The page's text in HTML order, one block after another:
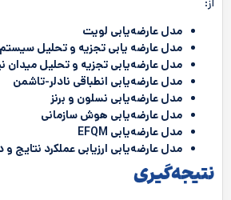
مدل عارضه‌یابی لویت
مدل عارضه یابی تجزیه و تحلیل
مدل عارضه‌یابی تجزیه و تحلیل میدان
مدل عارضه‌یابی انطباقی نادلر-تاشمن
مدل عارضه‌یابی نسلون و برنز
مدل عارضه‌یابی هوش سازمانی
مدل عارضه‌یابی EFQM
مدل عارضه‌یابی ارزیابی عملکرد نتایج و
نتیجه‌گیری